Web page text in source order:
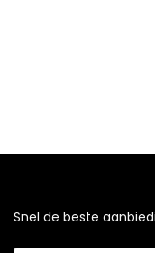
Snel de beste